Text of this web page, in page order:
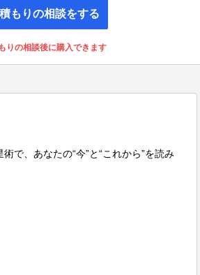
もりの相談をする
りの相談後に購入できます
で、あなたの“今”と“これから”を読み